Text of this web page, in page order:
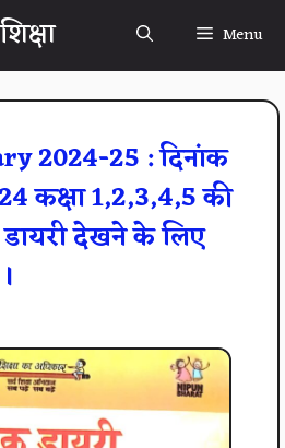
Menu
2024-25 : दिनांक
कक्षा 1,2,3,4,5 की
देखने के लिए